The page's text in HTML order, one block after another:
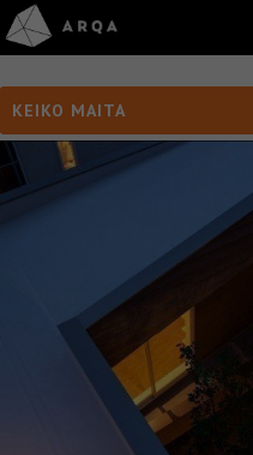
KEIKO MAITA